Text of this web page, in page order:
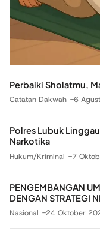
Perbaiki Sholatmu,
Catatan Dakwah 6
Polres Lubuk
Narkotika
Hukum/Kriminal 7
PENGEMBANGAN
DENGAN STRATEGI
Nasional 24 Oktober